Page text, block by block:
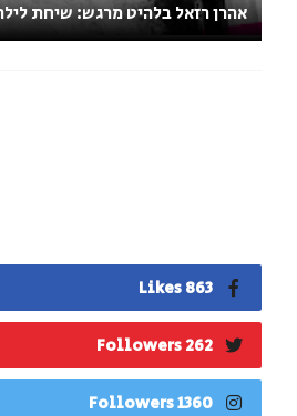
אהרן רזאל בלהיט מרגש: שיחת
863 Likes
262 Followers
1360 Followers